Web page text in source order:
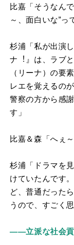
比嘉「そうなん
～、面白いな”っ
杉浦「私が出演
ナ ︕ 』は、ラブ
（リーナ）の要
レエを覚えるの
警察の方から感
す」
比嘉＆森「へぇ～
杉浦「ドラマを
けていたんです
ど、普通だった
うので、すごく
――立派な社会貢